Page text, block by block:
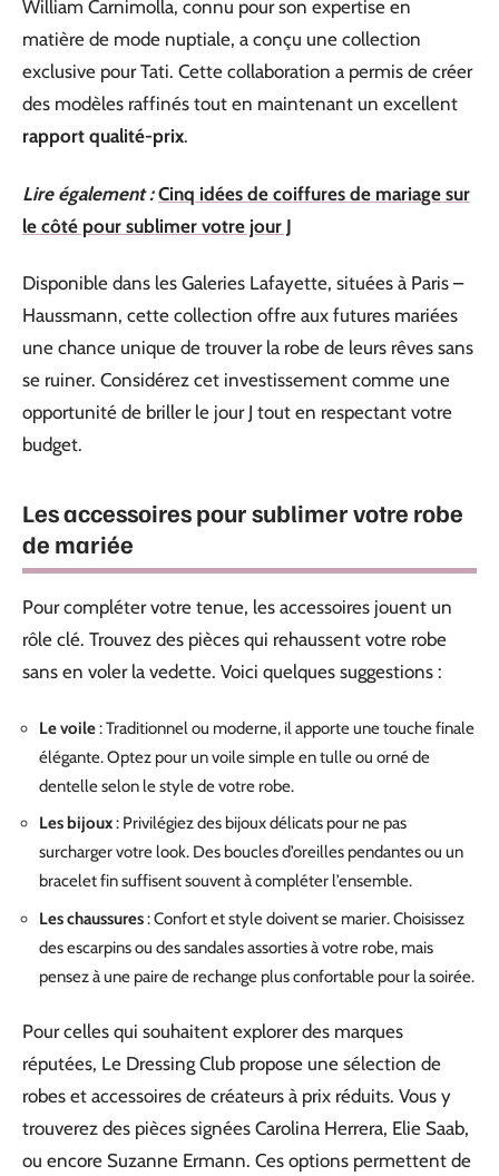
William Carnimolla, connu pour son expertise en
matière de mode nuptiale, a conçu une collection
exclusive pour Tati. Cette collaboration a permis de créer
des modèles raffinés tout en maintenant un excellent
rapport qualité-prix.
Lire également : Cinq idées de coiffures de mariage sur
le côté pour sublimer votre jour J
Disponible dans les Galeries Lafayette, situées à Paris –
Haussmann, cette collection offre aux futures mariées
une chance unique de trouver la robe de leurs rêves sans
se ruiner. Considérez cet investissement comme une
opportunité de briller le jour J tout en respectant votre
budget.
Les accessoires pour sublimer votre robe
de mariée
Pour compléter votre tenue, les accessoires jouent un
rôle clé. Trouvez des pièces qui rehaussent votre robe
sans en voler la vedette. Voici quelques suggestions :
Le voile: Traditionnel ou moderne, il apporte une touche finale
élégante. Optez pour un voile simple en tulle ou orné de
dentelle selon le style de votre robe.
Les bijoux: Privilégiez des bijoux délicats pour ne pas
surcharger votre look. Des boucles d’oreilles pendantes ou un
bracelet fin suffisent souvent à compléter l’ensemble.
Les chaussures: Confort et style doivent se marier. Choisissez
des escarpins ou des sandales assorties à votre robe, mais
pensez à une paire de rechange plus confortable pour la soirée.
Pour celles qui souhaitent explorer des marques
réputées, Le Dressing Club propose une sélection de
robes et accessoires de créateurs à prix réduits. Vous y
trouverez des pièces signées Carolina Herrera, Elie Saab,
ou encore Suzanne Ermann. Ces options permettent de